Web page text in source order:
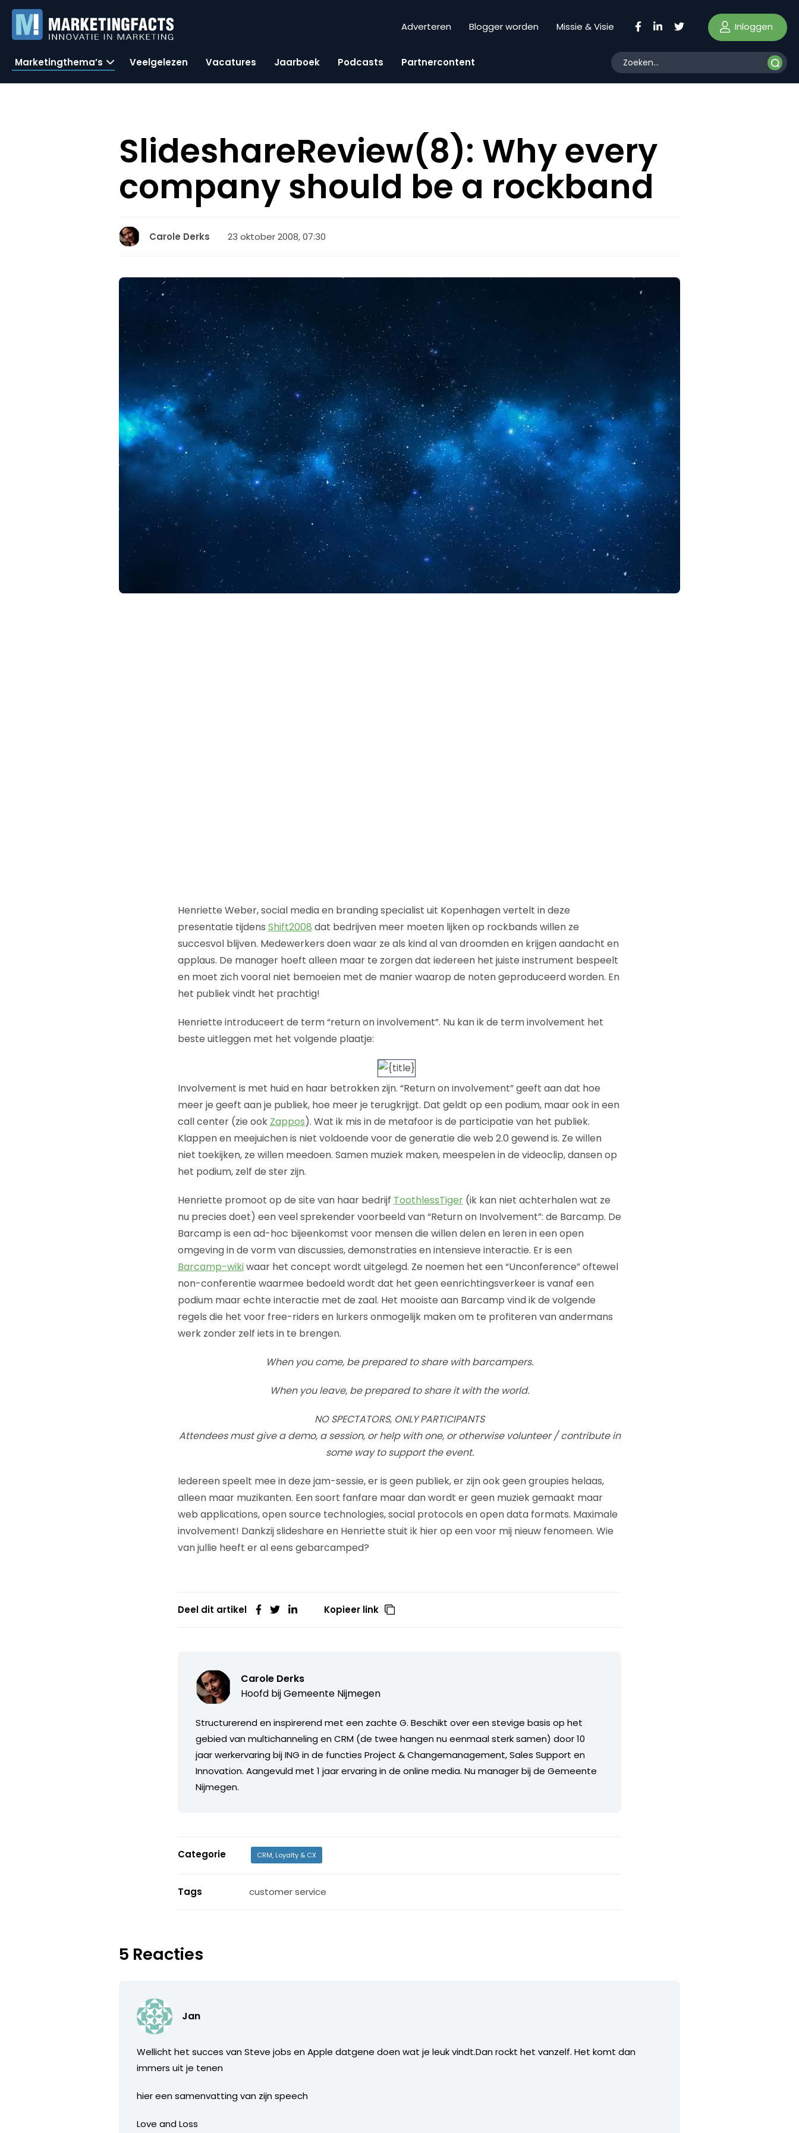
Adverteren Blogger worden Missie & Visie Inloggen
Marketingthema’s Veelgelezen Vacatures Jaarboek Podcasts Partnercontent
SlideshareReview(8): Why every
company should be a rockband
Carole Derks 23 oktober 2008, 07:30
Henriette Weber, social media en branding specialist uit Kopenhagen vertelt in deze
presentatie tijdens Shift2008 dat bedrijven meer moeten lijken op rockbands willen ze
succesvol blijven. Medewerkers doen waar ze als kind al van droomden en krijgen aandacht en
applaus. De manager hoeft alleen maar te zorgen dat iedereen het juiste instrument bespeelt
en moet zich vooral niet bemoeien met de manier waarop de noten geproduceerd worden. En
het publiek vindt het prachtig!
Henriette introduceert de term “return on involvement”. Nu kan ik de term involvement het
beste uitleggen met het volgende plaatje:
Involvement is met huid en haar betrokken zijn. “Return on involvement” geeft aan dat hoe
meer je geeft aan je publiek, hoe meer je terugkrijgt. Dat geldt op een podium, maar ook in een
call center (zie ook Zappos). Wat ik mis in de metafoor is de participatie van het publiek.
Klappen en meejuichen is niet voldoende voor de generatie die web 2.0 gewend is. Ze willen
niet toekijken, ze willen meedoen. Samen muziek maken, meespelen in de videoclip, dansen op
het podium, zelf de ster zijn.
Henriette promoot op de site van haar bedrijf ToothlessTiger(ik kan niet achterhalen wat ze
nu precies doet) een veel sprekender voorbeeld van “Return on Involvement”: de Barcamp. De
Barcamp is een ad-hoc bijeenkomst voor mensen die willen delen en leren in een open
omgeving in de vorm van discussies, demonstraties en intensieve interactie. Er is een
Barcamp-wikiwaar het concept wordt uitgelegd. Ze noemen het een “Unconference” oftewel
non-conferentie waarmee bedoeld wordt dat het geen eenrichtingsverkeer is vanaf een
podium maar echte interactie met de zaal. Het mooiste aan Barcamp vind ik de volgende
regels die het voor free-riders en lurkers onmogelijk maken om te profiteren van andermans
werk zonder zelf iets in te brengen.
When you come, be prepared to share with barcampers.
When you leave, be prepared to share it with the world.
NO SPECTATORS, ONLY PARTICIPANTS
Attendees must give a demo, a session, or help with one, or otherwise volunteer / contribute in
some way to support the event.
Iedereen speelt mee in deze jam-sessie, er is geen publiek, er zijn ook geen groupies helaas,
alleen maar muzikanten. Een soort fanfare maar dan wordt er geen muziek gemaakt maar
web applications, open source technologies, social protocols en open data formats. Maximale
involvement! Dankzij slideshare en Henriette stuit ik hier op een voor mij nieuw fenomeen. Wie
van jullie heeft er al eens gebarcamped?
Deel dit artikel Kopieer link
Carole Derks
Hoofd bijGemeente Nijmegen
Structurerend en inspirerend met een zachte G. Beschikt over een stevige basis op het
gebied van multichanneling en CRM (de twee hangen nu eenmaal sterk samen) door 10
jaar werkervaring bij ING in de functies Project & Changemanagement, Sales Support en
Innovation. Aangevuld met 1 jaar ervaring in de online media. Nu manager bij de Gemeente
Nijmegen.
Categorie CRM, Loyalty & CX
Tags customer service
5 Reacties
Jan
Wellicht het succes van Steve jobs en Apple datgene doen wat je leuk vindt.Dan rockt het vanzelf. Het komt dan
immers uit je tenen
hier een samenvatting van zijn speech
Love and Loss